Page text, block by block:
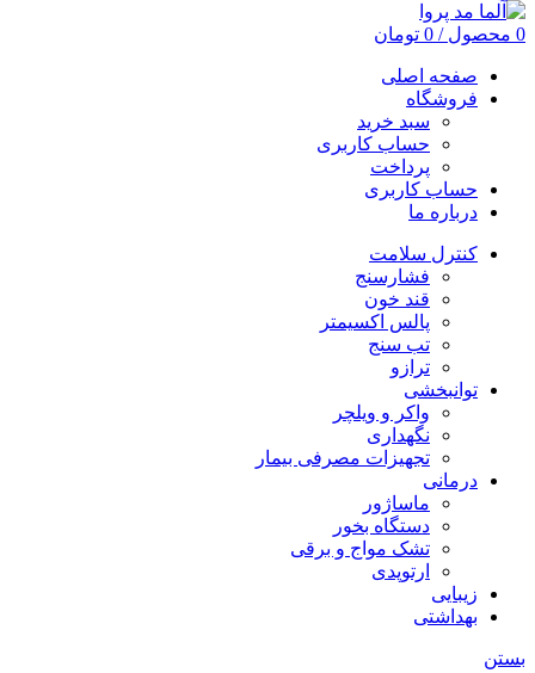
0 محصول /
0 تومان
صفحه اصلی
فروشگاه
سبد خرید
حساب کاربری
پرداخت
حساب کاربری
درباره ما
کنترل سلامت
فشارسنج
قند خون
پالس اکسیمتر
تب سنج
ترازو
توانبخشی
واکر و ویلچر
نگهداری
تجهیزات مصرفی بیمار
درمانی
ماساژور
دستگاه بخور
تشک مواج و برقی
ارتوپدی
زیبایی
بهداشتی
بستن